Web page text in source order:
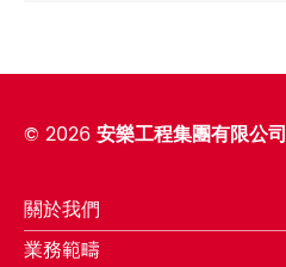
© 2026安樂工程集團有限公司
關於我們
業務範疇